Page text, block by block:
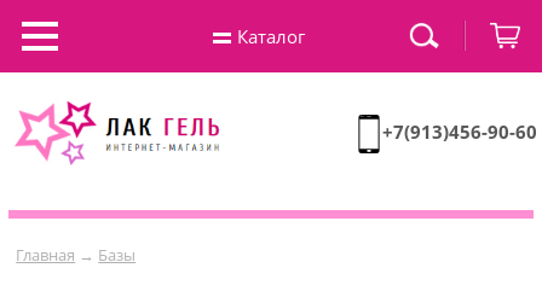
+7(913)456-90-60
Главная → Базы
Каталог